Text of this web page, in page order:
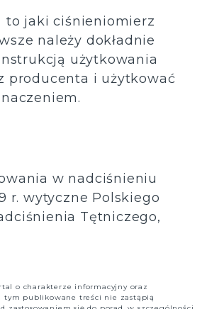
to jaki ciśnieniomierz
należy dokładnie
użytkowania
producenta i użytkować
w nadciśnieniu
r. wytyczne Polskiego
Tętniczego,
o charakterze informacyjny oraz
tym publikowane treści nie zastąpią